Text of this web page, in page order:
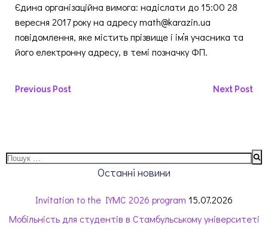
Єдина організаційна вимога: надіслати до 15:00 28
вересня 2017 року на адресу math@karazin.ua
повідомлення, яке містить прізвище і імʼя учасника та
його електронну адресу, в темі позначку ФП.
Навігація
Previous Post
Навігація
Next Post
Пошук:
Останні новини
Invitation to the IYMC 2026 program 15.07.2026
Мобільність для студентів в Стамбульському університеті